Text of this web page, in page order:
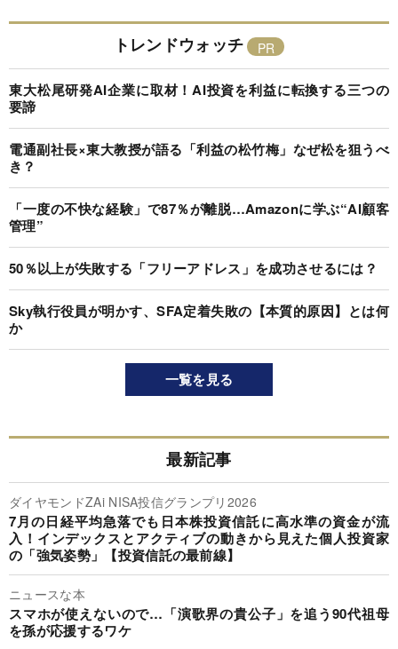
トレンドウォッチ
東大松尾研発AI企業に取材！AI投資を利益に転換する三つの
要諦
電通副社長×東大教授が語る「利益の松竹梅」なぜ松を狙うべ
き？
「一度の不快な経験」で87％が離脱…Amazonに学ぶ“AI顧客
管理”
50％以上が失敗する「フリーアドレス」を成功させるには？
Sky執行役員が明かす、SFA定着失敗の【本質的原因】とは何
か
一覧を見る
最新記事
ダイヤモンドZAi NISA投信グランプリ2026
7月の日経平均急落でも日本株投資信託に高水準の資金が流
入！インデックスとアクティブの動きから見えた個人投資家
の「強気姿勢」【投資信託の最前線】
ニュースな本
スマホが使えないので…「演歌界の貴公子」を追う90代祖母
を孫が応援するワケ